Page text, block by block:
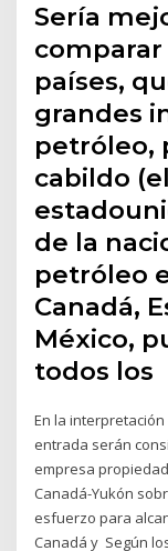
Sería
comparar
países,
grandes
petróleo,
cabildo
de la
petróleo
Canadá,
México,
todos los
En la
entrada serán
empresa
Canadá-Yukón
esfuerzo para
Canadá y Según